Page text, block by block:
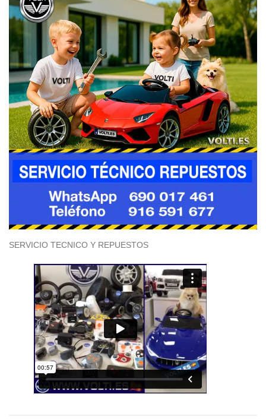
SERVICIO TECNICO Y REPUESTOS